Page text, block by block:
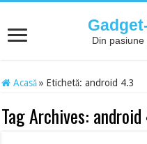
Din
Acasă » Etichetă:android 4.3
Tag Archives: